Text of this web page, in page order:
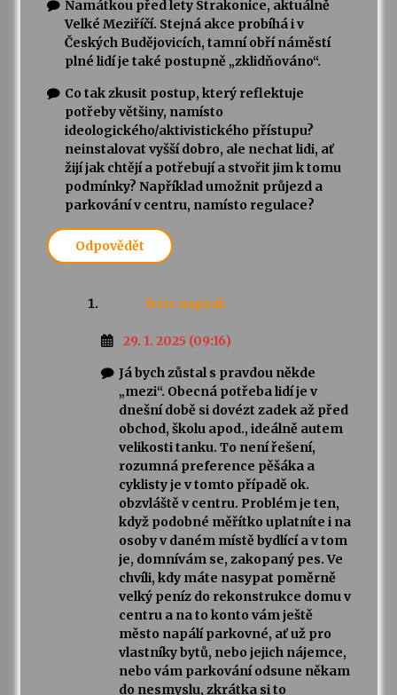
Namátkou před lety Strakonice, aktuálně
Velké Meziříčí. Stejná akce probíhá i v
Českých Budějovicích, tamní obří náměstí
plné lidí je také postupně „zklidňováno“.
Co tak zkusit postup, který reflektuje
potřeby většiny, namísto
ideologického/aktivistického přístupu?
neinstalovat vyšší dobro, ale nechat lidi, ať
žijí jak chtějí a potřebují a stvořit jim k tomu
podmínky? Například umožnit průjezd a
parkování v centru, namísto regulace?
Odpovědět
frrrr napsal:
29. 1. 2025 (09:16)
Já bych zůstal s pravdou někde
„mezi“. Obecná potřeba lidí je v
dnešní době si dovézt zadek až před
obchod, školu apod., ideálně autem
velikosti tanku. To není řešení,
rozumná preference pěšáka a
cyklisty je v tomto případě ok.
obzvláště v centru. Problém je ten,
když podobné měřítko uplatníte i na
osoby v daném místě bydlící a v tom
je, domnívám se, zakopaný pes. Ve
chvíli, kdy máte nasypat poměrně
velký peníz do rekonstrukce domu v
centru a na to konto vám ještě
město napálí parkovné, ať už pro
vlastníky bytů, nebo jejich nájemce,
nebo vám parkování odsune někam
do nesmyslu, zkrátka si to